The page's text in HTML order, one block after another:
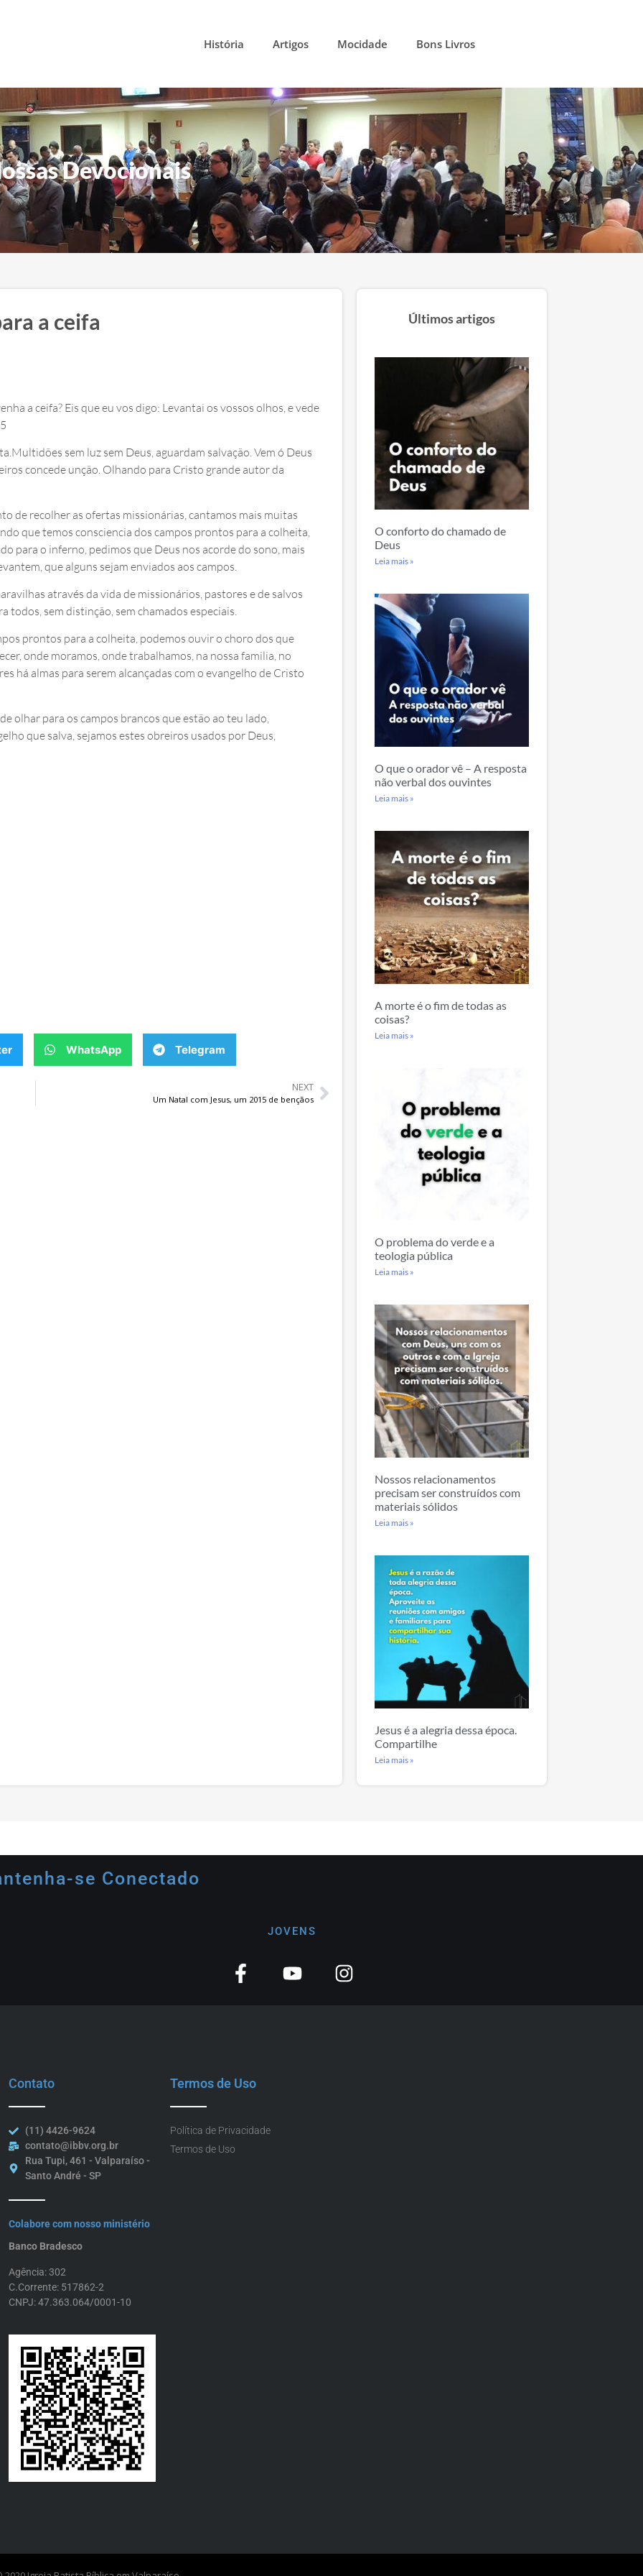
História Artigos Mocidade Bons Livros
Devocionais
a ceifa
a ceifa? Eis que eu vos digo: Levantai os vossos olhos, e vede
sem luz sem Deus, aguardam salvação. Vem ó Deus
concede unção. Olhando para Cristo grande autor da
de recolher as ofertas missionárias, cantamos mais muitas
que temos consciencia dos campos prontos para a colheita,
para o inferno, pedimos que Deus nos acorde do sono, mais
que alguns sejam enviados aos campos.
através da vida de missionários, pastores e de salvos
sem distinção, sem chamados especiais.
prontos para a colheita, podemos ouvir o choro dos que
onde moramos, onde trabalhamos, na nossa familia, no
há almas para serem alcançadas com o evangelho de Cristo
olhar para os campos brancos que estão ao teu lado,
que salva, sejamos estes obreiros usados por Deus,
WhatsApp Telegram
NEXT
Um Natal com Jesus, um 2015 de bençãos
Últimos artigos
O conforto do chamado de
Deus
Leia mais »
O que o orador vê – A resposta
não verbal dos ouvintes
Leia mais »
A morte é o fim de todas as
coisas?
Leia mais »
O problema do verde e a
teologia pública
Leia mais »
Nossos relacionamentos
precisam ser construídos com
materiais sólidos
Leia mais »
Jesus é a alegria dessa época.
Compartilhe
Leia mais »
se Conectado
JOVENS
Contato
(11) 4426-9624
contato@ibbv.org.br
Rua Tupi, 461 - Valparaíso -
Santo André - SP
Colabore com nosso ministério
Banco Bradesco
Agência: 302
C.Corrente: 517862-2
CNPJ: 47.363.064/0001-10
Termos de Uso
Política de Privacidade
Termos de Uso